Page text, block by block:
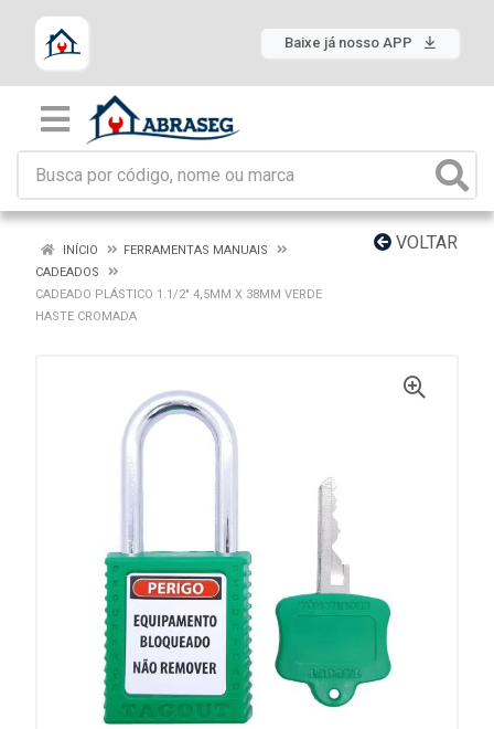
Baixe já nosso APP
VOLTAR
INÍCIO
FERRAMENTAS MANUAIS
CADEADOS
CADEADO PLÁSTICO 1.1/2" 4,5MM X 38MM VERDE
HASTE CROMADA